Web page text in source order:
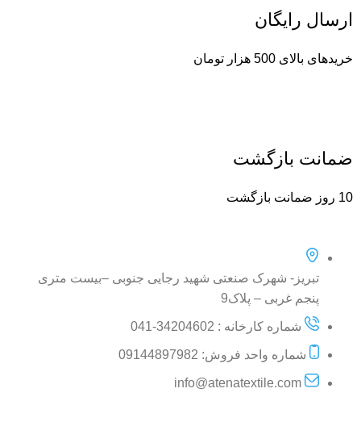
ارسال رایگان
خریدهای بالای 500 هزار تومان
ضمانت بازگشت
10 روز ضمانت بازگشت
تبریز- شهرک صنعتی شهید رجایی جنوبی –بیست متری
پنجم غربی – پلاک9
شماره کارخانه : 34204602-041
شماره واحد فروش: 09144897982
info@atenatextile.com